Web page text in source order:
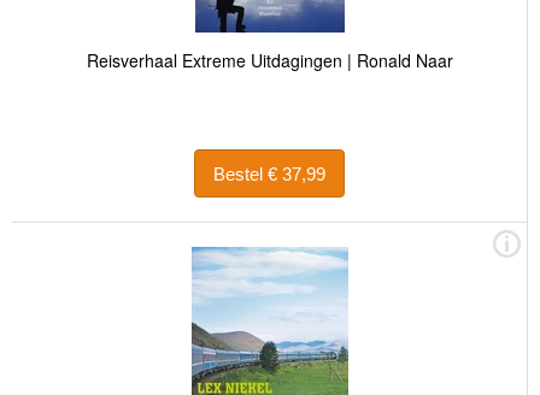
Reisverhaal Extreme Uitdagingen | Ronald Naar
Bestel € 37,99